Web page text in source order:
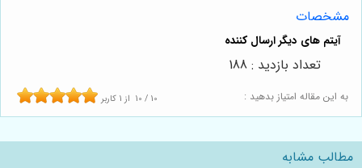
مشخصات
به این مقاله امتیاز بدهید : 10 / 10 از 1 کاربر
تعداد بازدید : 188
مطالب مشابه